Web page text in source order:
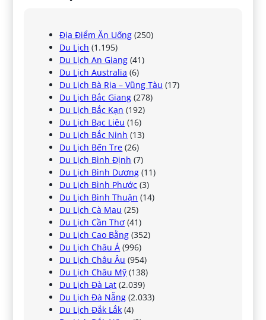
Địa Điểm Ăn Uống (250)
Du Lịch (1.195)
Du Lịch An Giang (41)
Du Lịch Australia (6)
Du Lịch Bà Rịa – Vũng Tàu (17)
Du Lịch Bắc Giang (278)
Du Lịch Bắc Kạn (192)
Du Lịch Bạc Liêu (16)
Du Lịch Bắc Ninh (13)
Du Lịch Bến Tre (26)
Du Lịch Bình Định (7)
Du Lịch Bình Dương (11)
Du Lịch Bình Phước (3)
Du Lịch Bình Thuận (14)
Du Lịch Cà Mau (25)
Du Lịch Cần Thơ (41)
Du Lịch Cao Bằng (352)
Du Lịch Châu Á (996)
Du Lịch Châu Âu (954)
Du Lịch Châu Mỹ (138)
Du Lịch Đà Lạt (2.039)
Du Lịch Đà Nẵng (2.033)
Du Lịch Đắk Lắk (4)